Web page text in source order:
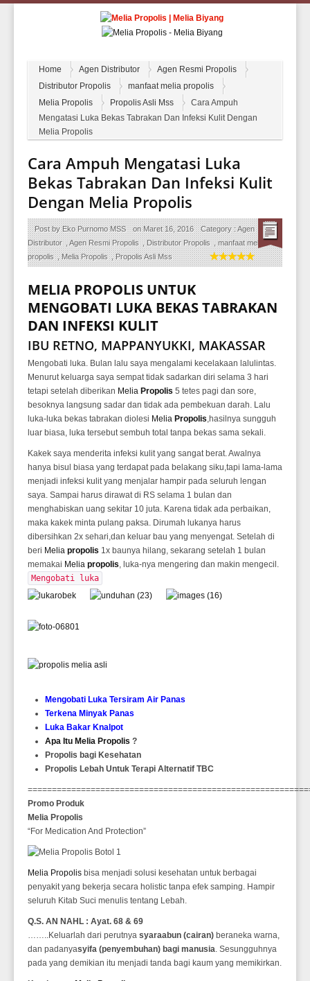
Home Agen Distributor
Agen Resmi Propolis
Distributor Propolis
manfaat melia propolis
Melia Propolis
Propolis Asli Mss
Cara Ampuh
Mengatasi Luka Bekas Tabrakan Dan Infeksi Kulit Dengan
Melia Propolis
Cara Ampuh Mengatasi Luka
Bekas Tabrakan Dan Infeksi Kulit
Dengan Melia Propolis
Post byEko Purnomo MSS onMaret 16, 2016 Category :Agen
Distributor ,Agen Resmi Propolis ,Distributor Propolis ,manfaat melia
propolis ,Melia Propolis ,Propolis Asli Mss
MELIA PROPOLIS UNTUK
MENGOBATI LUKA BEKAS TABRAKAN
DAN INFEKSI KULIT
IBU RETNO, MAPPANYUKKI, MAKASSAR
Mengobati luka. Bulan lalu saya mengalami kecelakaan lalulintas.
Menurut keluarga saya sempat tidak sadarkan diri selama 3 hari
tetapi setelah diberikan Melia Propolis 5 tetes pagi dan sore,
besoknya langsung sadar dan tidak ada pembekuan darah. Lalu
luka-luka bekas tabrakan diolesi Melia Propolis ,hasilnya sungguh
luar biasa, luka tersebut sembuh total tanpa bekas sama sekali.
Kakek saya menderita infeksi kulit yang sangat berat. Awalnya
hanya bisul biasa yang terdapat pada belakang siku,tapi lama-lama
menjadi infeksi kulit yang menjalar hampir pada seluruh lengan
saya. Sampai harus dirawat di RS selama 1 bulan dan
menghabiskan uang sekitar 10 juta. Karena tidak ada perbaikan,
maka kakek minta pulang paksa. Dirumah lukanya harus
dibersihkan 2x sehari,dan keluar bau yang menyengat. Setelah di
beri Melia propolis 1x baunya hilang, sekarang setelah 1 bulan
memakai Melia propolis , luka-nya mengering dan makin mengecil.
Mengobati luka
Mengobati Luka Tersiram Air Panas
Terkena Minyak Panas
Luka Bakar Knalpot
Apa Itu Melia Propolis ?
Propolis bagi Kesehatan
Propolis Lebah Untuk Terapi Alternatif TBC
Promo Produk
Melia Propolis
“For Medication And Protection”
Melia Propolis bisa menjadi solusi kesehatan untuk berbagai
penyakit yang bekerja secara holistic tanpa efek samping. Hampir
seluruh Kitab Suci menulis tentang Lebah.
Q.S. AN NAHL : Ayat. 68 & 69
……..Keluarlah dari perutnya syaraabun (cairan) beraneka warna,
dan padanyasyifa (penyembuhan) bagi manusia. Sesungguhnya
pada yang demikian itu menjadi tanda bagi kaum yang memikirkan.